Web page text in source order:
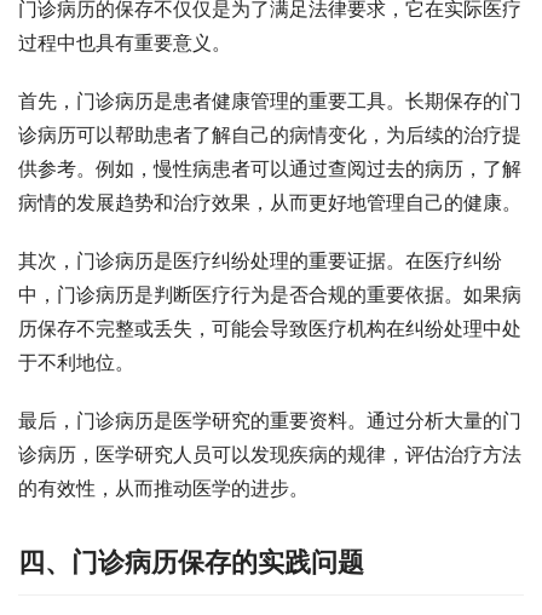
门诊病历的保存不仅仅是为了满足法律要求，它在实际医疗
过程中也具有重要意义。
首先，门诊病历是患者健康管理的重要工具。长期保存的门
诊病历可以帮助患者了解自己的病情变化，为后续的治疗提
供参考。例如，慢性病患者可以通过查阅过去的病历，了解
病情的发展趋势和治疗效果，从而更好地管理自己的健康。
其次，门诊病历是医疗纠纷处理的重要证据。在医疗纠纷
中，门诊病历是判断医疗行为是否合规的重要依据。如果病
历保存不完整或丢失，可能会导致医疗机构在纠纷处理中处
于不利地位。
最后，门诊病历是医学研究的重要资料。通过分析大量的门
诊病历，医学研究人员可以发现疾病的规律，评估治疗方法
的有效性，从而推动医学的进步。
四、门诊病历保存的实践问题